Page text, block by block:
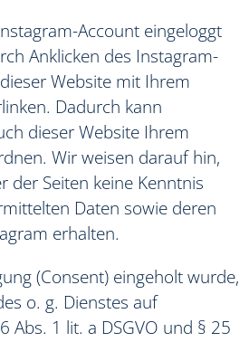
Account eingeloggt
Anklicken des Instagram-
Website mit Ihrem
Dadurch kann
dieser Website Ihrem
Wir weisen darauf hin,
der Seiten keine Kenntnis
Daten sowie deren
erhalten.
(Consent) eingeholt wurde,
o. g. Dienstes auf
Abs. 1 lit. a DSGVO und § 25